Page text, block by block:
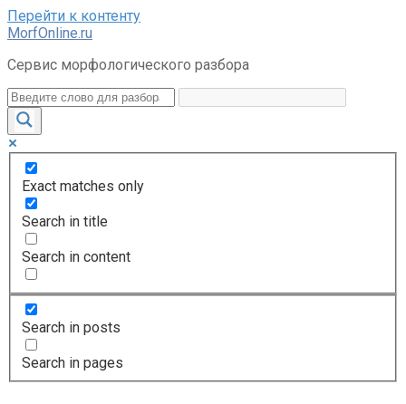
Перейти к контенту
MorfOnline.ru
Сервис морфологического разбора
Exact matches only
Search in title
Search in content
Search in posts
Search in pages